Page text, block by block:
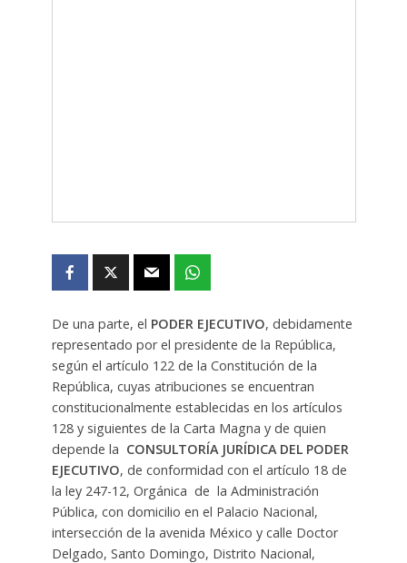
De una parte, el PODER EJECUTIVO, debidamente
representado por el presidente de la República,
según el artículo 122 de la Constitución de la
República, cuyas atribuciones se encuentran
constitucionalmente establecidas en los artículos
128 y siguientes de la Carta Magna y de quien
depende la CONSULTORÍA JURÍDICA DEL PODER
EJECUTIVO, de conformidad con el artículo 18 de
la ley 247-12, Orgánica de la Administración
Pública, con domicilio en el Palacio Nacional,
intersección de la avenida México y calle Doctor
Delgado, Santo Domingo, Distrito Nacional,